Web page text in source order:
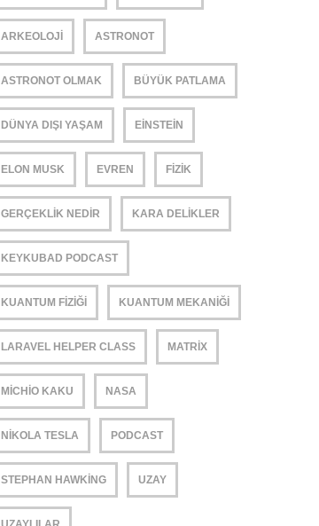
ARKEOLOJI ASTRONOT
ASTRONOT OLMAK BÜYÜK PATLAMA
DÜNYA DIŞI YAŞAM EINSTEIN
ELON MUSK EVREN FIZIK
GERÇEKLIK NEDIR KARA DELIKLER
KEYKUBAD PODCAST
KUANTUM FIZIĞI KUANTUM MEKANIĞI
LARAVEL HELPER CLASS MATRIX
MICHIO KAKU NASA
NIKOLA TESLA PODCAST
STEPHAN HAWKING UZAY